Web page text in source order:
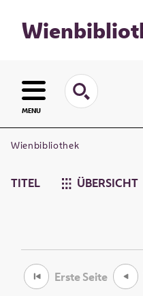
MENU
Wienbibliothek
TITEL ÜBERSICHT
Erste Seite